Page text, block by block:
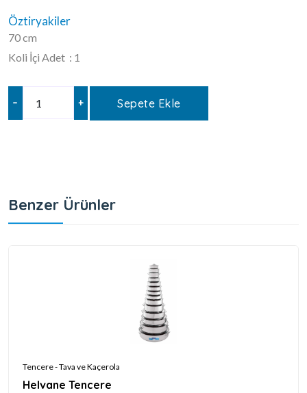
Öztiryakiler
70 cm
Koli İçi Adet : 1
– + Sepete Ekle
Benzer Ürünler
Tencere - Tava ve Kaçerola
Helvane Tencere